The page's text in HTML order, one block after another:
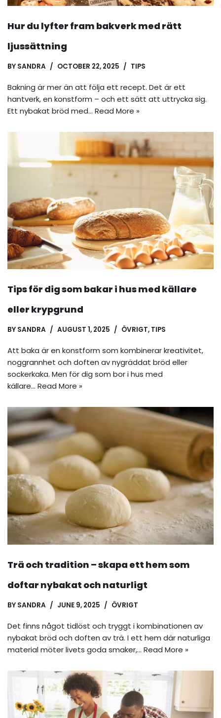
Hur du lyfter fram bakverk med rätt
ljussättning
BY SANDRA OCTOBER 22, 2025 TIPS
Bakning är mer än att följa ett recept. Det är ett
hantverk, en konstform – och ett sätt att uttrycka sig.
Ett nybakat bröd med… Read More »
Tips för dig som bakar i hus med källare
eller krypgrund
BY SANDRA AUGUST 1, 2025 ÖVRIGT, TIPS
Att baka är en konstform som kombinerar kreativitet,
noggrannhet och doften av nygräddat bröd eller
sockerkaka. Men för dig som bor i hus med
källare… Read More »
Trä och tradition – skapa ett hem som
doftar nybakat och naturligt
BY SANDRA JUNE 9, 2025 ÖVRIGT
Det finns något tidlöst och tryggt i kombinationen av
nybakat bröd och doften av trä. I ett hem där naturliga
material möter livets goda smaker,… Read More »